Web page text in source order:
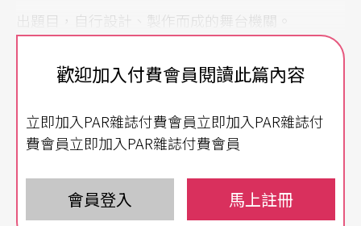
出題目，自行設計、製作而成的舞台機關。
的宿命就是永遠沒有標準答案
「舞台技術設計」，可說是台灣獨一無二的學門。
在分工精細的劇場組織中，如何落實導演和舞台設
計的想像，舞台技術指導（Technical Director，簡
稱TD）是關鍵人物。十二年前，拿著耶魯大學「技
歡迎加入付費會員閱讀此篇內容
立即加入PAR雜誌付費會員立即加入PAR雜誌付
費會員立即加入PAR雜誌付費會員
會員登入 馬上註冊